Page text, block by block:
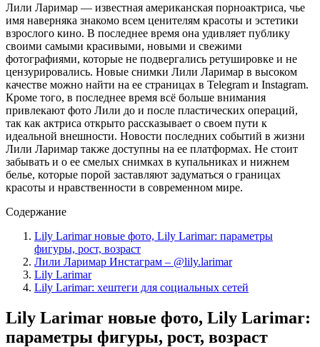
Лили Ларимар — известная американская порноактриса, чье
имя наверняка знакомо всем ценителям красоты и эстетики
взрослого кино. В последнее время она удивляет публику
своими самыми красивыми, новыми и свежими
фотографиями, которые не подвергались ретушировке и не
цензурировались. Новые снимки Лили Ларимар в высоком
качестве можно найти на ее страницах в Telegram и Instagram.
Кроме того, в последнее время всё больше внимания
привлекают фото Лили до и после пластических операций,
так как актриса открыто рассказывает о своем пути к
идеальной внешности. Новости последних событий в жизни
Лили Ларимар также доступны на ее платформах. Не стоит
забывать и о ее смелых снимках в купальниках и нижнем
белье, которые порой заставляют задуматься о границах
красоты и нравственности в современном мире.
Содержание
Lily Larimar новые фото, Lily Larimar: параметры
фигуры, рост, возраст
Лили Ларимар Инстаграм – @lily.larimar
Lily Larimar
Lily Larimar: хештеги для социальных сетей
Lily Larimar новые фото, Lily Larimar:
параметры фигуры, рост, возраст